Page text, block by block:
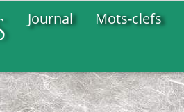
Journal Mots-clefs